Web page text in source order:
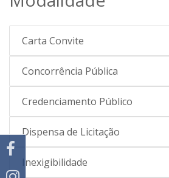
Carta Convite
Concorrência Pública
Credenciamento Público
Dispensa de Licitação
Inexigibilidade